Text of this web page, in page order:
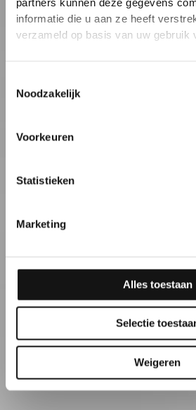
partners kunnen deze gegevens
informatie die u aan ze heeft
verzameld op basis van uw gebruik
Noodzakelijk
Voorkeuren
Statistieken
Marketing
Alles toestaan
Selectie
Weigeren